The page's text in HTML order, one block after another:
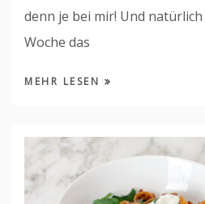
denn je bei mir! Und
Woche das
MEHR LESEN